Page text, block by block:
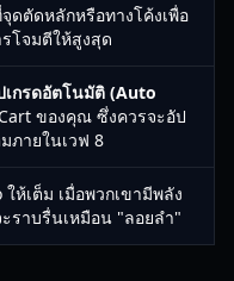
ดตัดหลักหรือทางโค้งเพื่อ
โจมตีให้สูงสุด
เกรดอัตโนมัติ (Auto
ของคุณ ซึ่งควรจะอัป
ภายในเวฟ 8
ห้เต็ม เมื่อพวกเขามีพลัง
ราบรื่นเหมือน "ลอยลำ"